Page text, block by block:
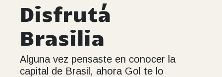
Disfrutá
Brasilia
Alguna vez pensaste en conocer la
capital de Brasil, ahora Gol te lo